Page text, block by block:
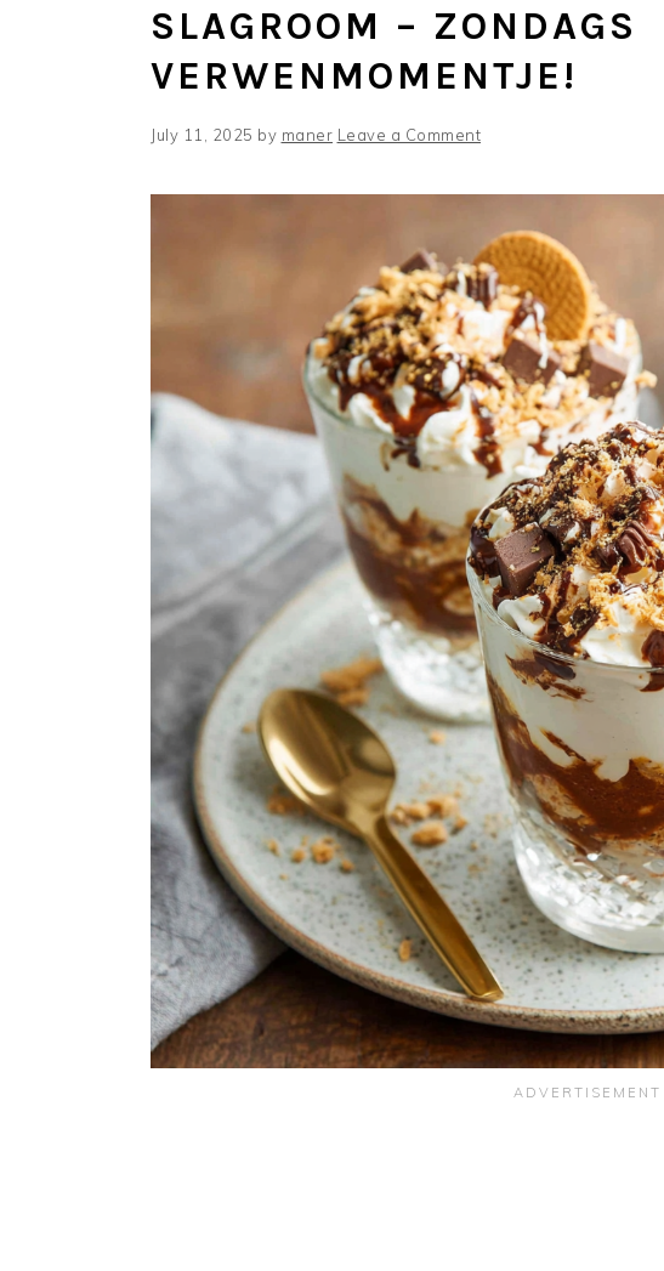
SLAGROOM – ZONDAGS
VERWENMOMENTJE!
July 11, 2025 by maner Leave a Comment